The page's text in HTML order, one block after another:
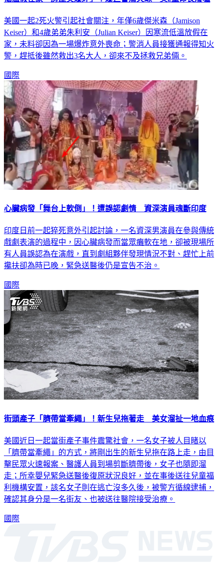
美國一起2死火警引起社會關注，年僅6歲傑米森（Jamison
Keiser）和4歲弟弟朱利安（Julian Keiser）因寒流低溫放假在
家，未料卻因為一場爆炸意外喪命；警消人員接獲通報得知火
警，趕抵後雖然救出3名大人，卻來不及拯救兄弟倆。
國際
心臟病發「舞台上軟倒」！遭誤認劇情 資深演員魂斷印度
印度日前一起猝死意外引起討論，一名資深男演員在參與傳統
戲劇表演的過程中，因心臟病發而當眾癱軟在地，卻被現場所
有人員誤認為在演戲，直到劇組夥伴發現情況不對、趕忙上前
攙扶卻為時已晚，緊急送醫後仍是宣告不治。
國際
街頭產子「臍帶當牽繩」！新生兒拖著走 美女溜扯一地血痕
美國近日一起當街產子事件震驚社會，一名女子被人目睹以
「臍帶當牽繩」的方式，將剛出生的新生兒拖在路上走，由目
擊民眾火速報案、醫護人員到場剪斷臍帶後，女子也隨即溜
走；所幸嬰兒緊急送醫後復原狀況良好，並在事後送往兒童福
利機構安置，該名女子則在逃亡沒多久後，被警方循線逮捕，
確認其身分是一名街友、也被送往醫院接受治療。
國際